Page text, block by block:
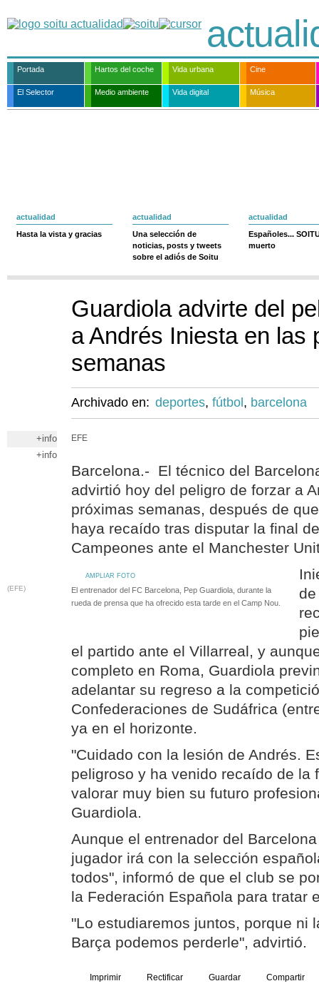
Portada Hartos del coche Vida urbana Cine
El Selector Medio ambiente Vida digital Música
actualidad
Hasta la vista y gracias
actualidad
Una selección de
noticias, posts y tweets
sobre el adiós de Soitu
actualidad
Españoles...
muerto
Guardiola advirte del
a Andrés Iniesta en las
semanas
Archivado en: deportes, fútbol , barcelona
+info
+info
EFE
Barcelona.- El técnico del
advirtió hoy del peligro de forzar a
próximas semanas, después de
haya recaído tras disputar la final
Campeones ante el Manchester
AMPLIAR FOTO
(EFE)
El entrenador del FC Barcelona, Pep Guardiola, durante la
rueda de prensa que ha ofrecido esta tarde en el Camp Nou.
el partido ante el Villarreal, y
completo en Roma, Guardiola
adelantar su regreso a la
Confederaciones de Sudáfrica
ya en el horizonte.
"Cuidado con la lesión de Andrés.
peligroso y ha venido recaído de la
valorar muy bien su futuro
Guardiola.
Aunque el entrenador del
jugador irá con la selección
todos", informó de que el club se
la Federación Española para tratar
"Lo estudiaremos juntos, porque ni
Barça podemos perderle", advirtió.
Imprimir Rectificar Guardar Compartir